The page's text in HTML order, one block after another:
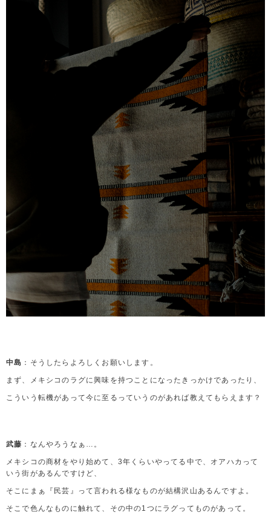
中島 ：そうしたらよろしくお願いします。
まず、メキシコのラグに興味を持つことになったきっかけであったり、
こういう転機があって今に至るっていうのがあれば教えてもらえます？
武藤 ：なんやろうなぁ…。
メキシコの商材をやり始めて、3年くらいやってる中で、オアハカって
いう街があるんですけど、
そこにまぁ『民芸』って言われる様なものが結構沢山あるんですよ。
そこで色んなものに触れて、その中の1つにラグってものがあって。